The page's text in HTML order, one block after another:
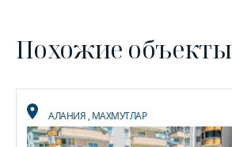
Похожие объекты
АЛАНИЯ, МАХМУТЛАР